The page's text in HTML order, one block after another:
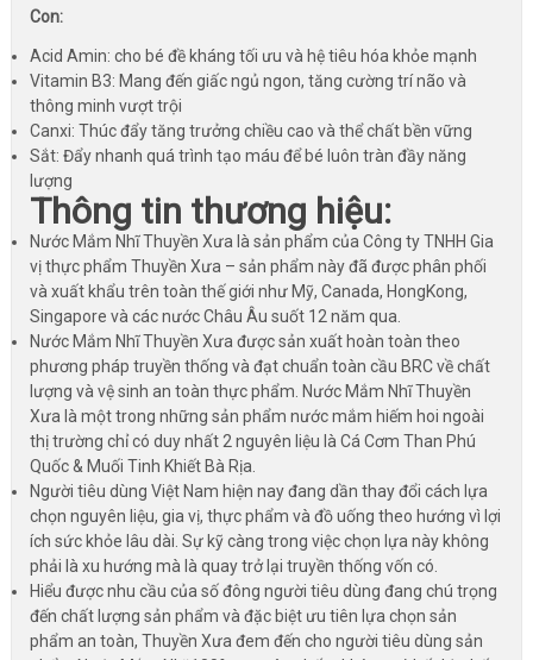
Con:
Acid Amin: cho bé đề kháng tối ưu và hệ tiêu hóa khỏe mạnh
Vitamin B3: Mang đến giấc ngủ ngon, tăng cường trí não và
thông minh vượt trội
Canxi: Thúc đẩy tăng trưởng chiều cao và thể chất bền vững
Sắt: Đẩy nhanh quá trình tạo máu để bé luôn tràn đầy năng
lượng
Thông tin thương hiệu:
Nước Mắm Nhĩ Thuyền Xưa là sản phẩm của Công ty TNHH Gia
vị thực phẩm Thuyền Xưa – sản phẩm này đã được phân phối
và xuất khẩu trên toàn thế giới như Mỹ, Canada, HongKong,
Singapore và các nước Châu Âu suốt 12 năm qua.
Nước Mắm Nhĩ Thuyền Xưa được sản xuất hoàn toàn theo
phương pháp truyền thống và đạt chuẩn toàn cầu BRC về chất
lượng và vệ sinh an toàn thực phẩm. Nước Mắm Nhĩ Thuyền
Xưa là một trong những sản phẩm nước mắm hiếm hoi ngoài
thị trường chỉ có duy nhất 2 nguyên liệu là Cá Cơm Than Phú
Quốc & Muối Tinh Khiết Bà Rịa.
Người tiêu dùng Việt Nam hiện nay đang dần thay đổi cách lựa
chọn nguyên liệu, gia vị, thực phẩm và đồ uống theo hướng vì lợi
ích sức khỏe lâu dài. Sự kỹ càng trong việc chọn lựa này không
phải là xu hướng mà là quay trở lại truyền thống vốn có.
Hiểu được nhu cầu của số đông người tiêu dùng đang chú trọng
đến chất lượng sản phẩm và đặc biệt ưu tiên lựa chọn sản
phẩm an toàn, Thuyền Xưa đem đến cho người tiêu dùng sản